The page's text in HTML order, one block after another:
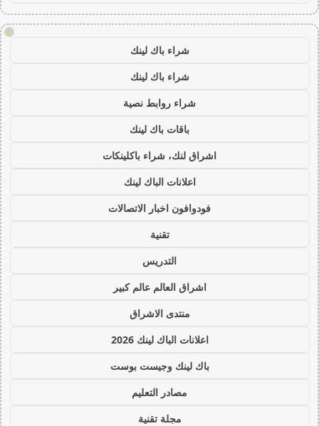
!
شراء باك لينك
شراء باك لينك
شراء روابط نصية
باقات باك لينك
اشراق لنك، شراء باكلينكات
اعلانات الباك لينك
فودوافون اخبار الاتصالات
تقنية
التدريس
اشراق العالم عالم كبير
منتدى الاشراق
اعلانات الباك لينك 2026
باك لينك وجيست بوست
مصادر التعليم
مجلة تقنية